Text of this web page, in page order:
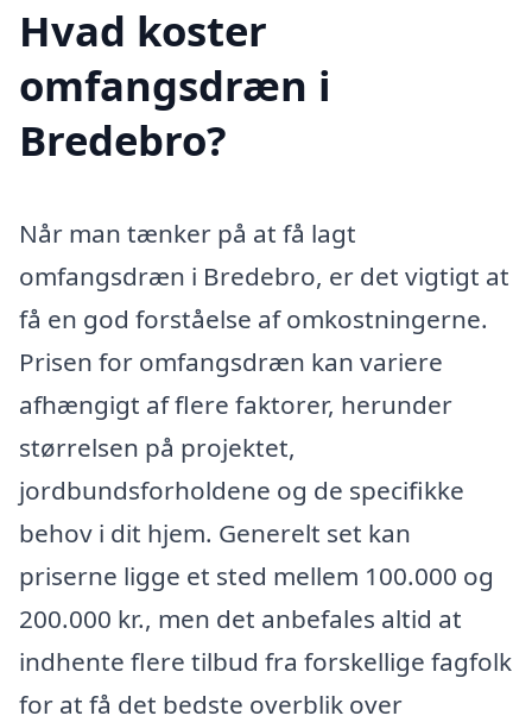
Hvad koster
omfangsdræn i
Bredebro?
Når man tænker på at få lagt
omfangsdræn i Bredebro, er det vigtigt at
få en god forståelse af omkostningerne.
Prisen for omfangsdræn kan variere
afhængigt af flere faktorer, herunder
størrelsen på projektet,
jordbundsforholdene og de specifikke
behov i dit hjem. Generelt set kan
priserne ligge et sted mellem 100.000 og
200.000 kr., men det anbefales altid at
indhente flere tilbud fra forskellige fagfolk
for at få det bedste overblik over